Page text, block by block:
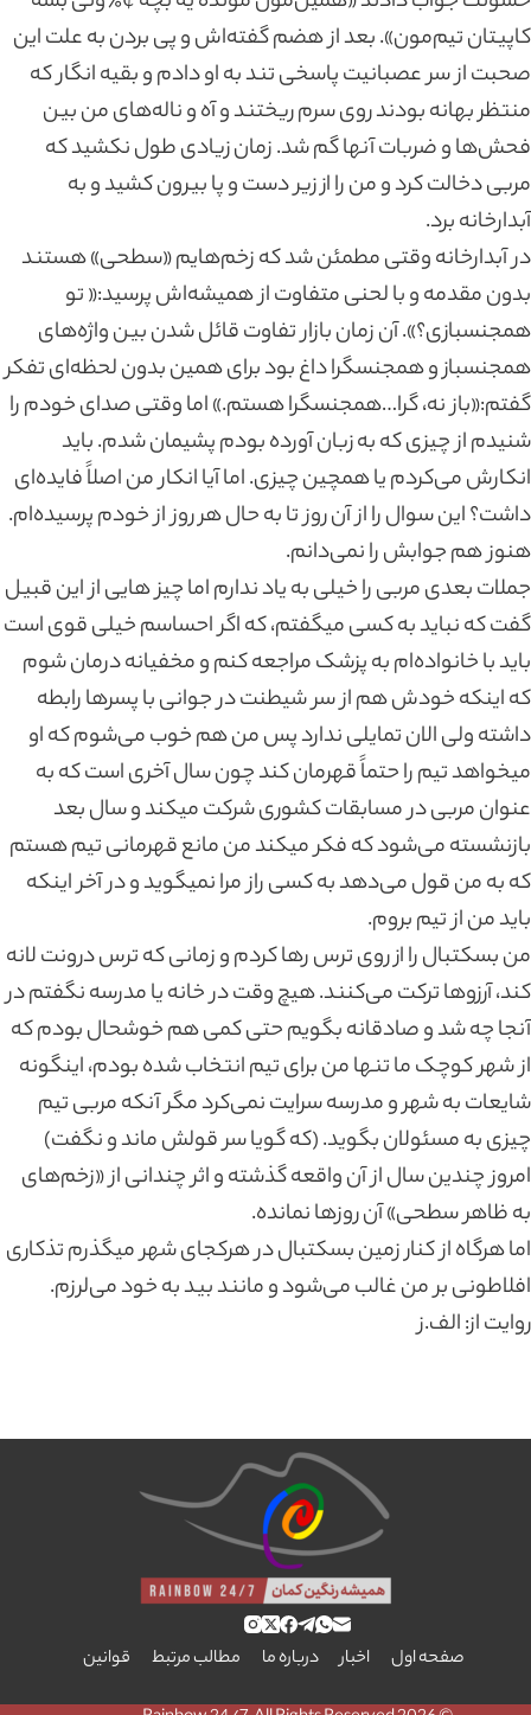
کاپیتان تیم‌مون». بعد از هضم گفته‌اش و پی بردن به علت این
صحبت از سر عصبانیت پاسخی تند به او دادم و بقیه انگار که
منتظر بهانه بودند روی سرم ریختند و آه و ناله‌های من بین
فحش‌ها و ضربات آنها گم شد. زمان زیادی طول نکشید که
مربی دخالت کرد و من را از زیر دست و پا بیرون کشید و به
آبدارخانه برد.
در آبدارخانه وقتی مطمئن شد که زخم‌هایم «سطحی» هستند
بدون مقدمه و با لحنی متفاوت از همیشه‌اش پرسید:« تو
همجنسبازی؟». آن زمان بازار تفاوت قائل شدن بین واژه‌های
همجنسباز و همجنسگرا داغ بود برای همین بدون لحظه‌ای تفکر
گفتم:«باز نه، گرا…همجنسگرا‌ هستم.» اما وقتی صدای خودم را
شنیدم از چیزی که به زبان آورده بودم پشیمان شدم. باید
انکارش می‌کردم یا همچین چیزی. اما آیا انکار من اصلاً فایده‌ای
داشت؟ این سوال را از آن روز تا به حال هر روز از خودم پرسیده‌ام.
هنوز هم جوابش را نمی‌دانم.
جملات بعدی مربی را خیلی به یاد ندارم اما چیز هایی از این قبیل
گفت که نباید به کسی میگفتم، که اگر احساسم خیلی قوی است
باید با خانواده‌ام به پزشک مراجعه کنم و مخفیانه درمان شوم
که اینکه خودش هم از سر شیطنت در جوانی با پسرها رابطه
داشته ولی الان تمایلی ندارد پس من هم خوب می‌شوم که او
میخواهد تیم را حتماً قهرمان کند چون سال آخری است که به
عنوان مربی در مسابقات کشوری شرکت میکند و سال بعد
بازنشسته می‌شود که فکر میکند من مانع قهرمانی تیم هستم
که به من قول می‌دهد به کسی راز مرا نمیگوید و در آخر اینکه
باید من از تیم بروم.
من بسکتبال را از روی ترس رها کردم و زمانی که ترس درونت لانه
کند، آرزوها ترکت می‌کنند. هیچ وقت در خانه یا مدرسه نگفتم در
آنجا چه شد و صادقانه بگویم حتی کمی هم خوشحال بودم که
از شهر کوچک ما تنها من برای تیم انتخاب شده بودم، اینگونه
شایعات به شهر و مدرسه سرایت نمی‌کرد مگر آنکه مربی تیم
چیزی به مسئولان بگوید. (که گویا سر قولش ماند و نگفت)
امروز چندین سال از آن واقعه گذشته و اثر چندانی از «زخم‌های
به ظاهر سطحی» آن روزها نمانده.
اما هرگاه از کنار زمین بسکتبال در هرکجای شهر میگذرم تذکاری
افلاطونی بر من غالب می‌شود و مانند بید به خود می‌لرزم.
روایت از: الف.ز
صفحه اول اخبار درباره ما مطالب مرتبط قوانین